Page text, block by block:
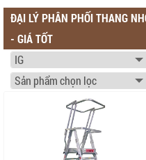
ĐẠI LÝ PHÂN PHỐI THANG
- GIÁ TỐT